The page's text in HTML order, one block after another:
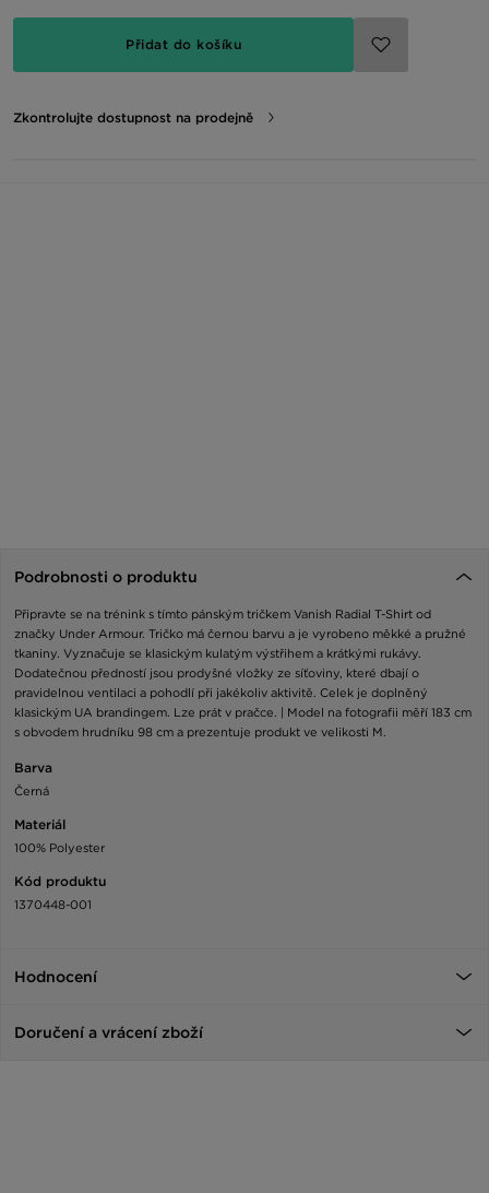
Přidat do košíku
Zkontrolujte dostupnost na prodejně
Podrobnosti o produktu
Připravte se na trénink s tímto pánským tričkem Vanish Radial T-Shirt od
značky Under Armour. Tričko má černou barvu a je vyrobeno měkké a pružné
tkaniny. Vyznačuje se klasickým kulatým výstřihem a krátkými rukávy.
Dodatečnou předností jsou prodyšné vložky ze síťoviny, které dbají o
pravidelnou ventilaci a pohodlí při jakékoliv aktivitě. Celek je doplněný
klasickým UA brandingem. Lze prát v pračce. | Model na fotografii měří 183 cm
s obvodem hrudníku 98 cm a prezentuje produkt ve velikosti M.
Barva
Černá
Materiál
100% Polyester
Kód produktu
1370448-001
Hodnocení
Doručení a vrácení zboží